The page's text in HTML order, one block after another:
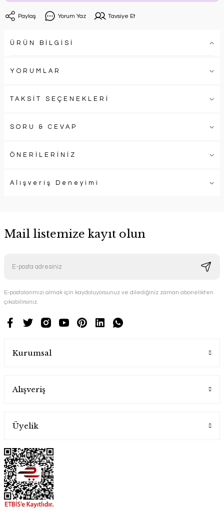
Paylaş Yorum Yaz Tavsiye Et
ÜRÜN BİLGİSİ
YORUMLAR
TAKSİT SEÇENEKLERİ
SORU & CEVAP
ÖNERİLERİNİZ
Alışveriş Deneyimi
Mail listemize kayıt olun
E-postalarımızı almak için kaydoluyorsunuz ve dilediğiniz zaman abonelikten
çıkabilirsiniz.
Kurumsal
Alışveriş
Üyelik